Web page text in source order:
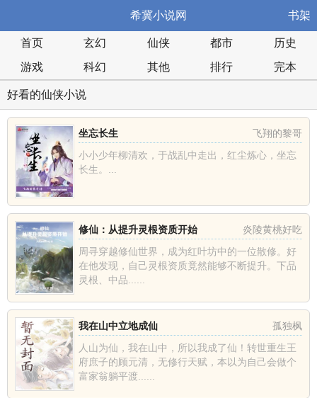
希冀小说网 书架
首页 玄幻 仙侠 都市
历史
游戏
科幻 其他 排行 完本
好看的仙侠小说
飞翔的黎哥
坐忘长生
小小少年柳清欢，于战乱中走出，红尘炼心，坐忘
长生。...
炎陵黄桃好吃
修仙：从提升灵根资质开始
周寻穿越修仙世界，成为红叶坊中的一位散修。好
在他发现，自己灵根资质竟然能够不断提升。下品
灵根、中品......
孤独枫
我在山中立地成仙
人山为仙，我在山中，所以我成了仙！转世重生王
府庶子的顾元清，无修行天赋，本以为自己会做个
富家翁躺平渡......